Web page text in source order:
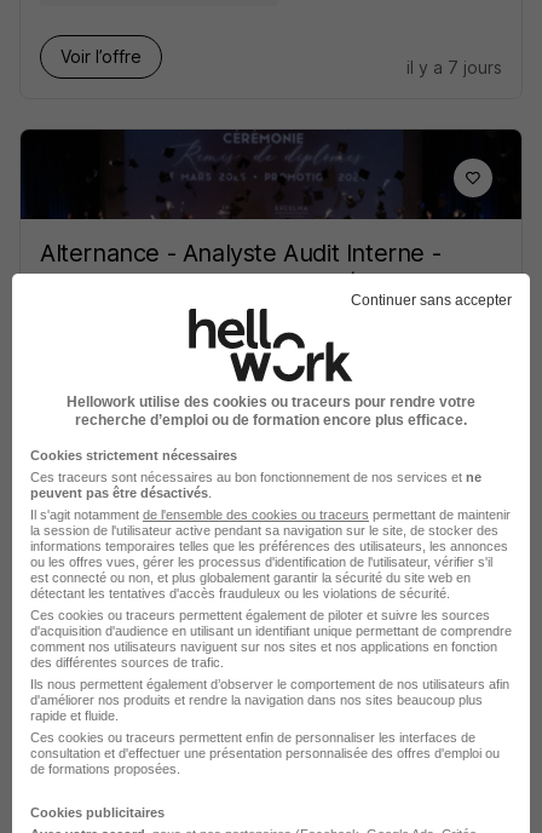
Voir l’offre
il y a 7 jours
Alternance - Analyste Audit Interne -
Luxembourg - Bac+5 Msf H/F
Alternance
811,12 - 2 000 € / mois
1 an
Voir l’offre
il y a 9 jours
Assistant Auditeur Interne Siège -
Paris en Alternance H/F
Clariane
Paris 8e - 75
Alternance
492,22 - 1 823,03 € / mois
Continuer sans accepter
Hellowork utilise des cookies ou traceurs pour rendre votre
recherche d’emploi ou de formation encore plus efficace.
Cookies strictement nécessaires
Ces traceurs sont nécessaires au bon fonctionnement de nos services et ne
peuvent pas être désactivés
Il s'agit notamment de l'ensemble des cookies ou traceurs permettant de maintenir
la session de l'utilisateur active pendant sa navigation sur le site, de stocker des
informations temporaires telles que les préférences des utilisateurs, les annonces
ou les offres vues, gérer les processus d'identification de l'utilisateur, vérifier s'il
est connecté ou non, et plus globalement garantir la sécurité du site web en
détectant les tentatives d'accès frauduleux ou les violations de sécurité.
Ces cookies ou traceurs permettent également de piloter et suivre les sources
d'acquisition d'audience en utilisant un identifiant unique permettant de comprendre
comment nos utilisateurs naviguent sur nos sites et nos applications en fonction
des différentes sources de trafic.
Ils nous permettent également d’observer le comportement de nos utilisateurs afin
d'améliorer nos produits et rendre la navigation dans nos sites beaucoup plus
rapide et fluide.
Ces cookies ou traceurs permettent enfin de personnaliser les interfaces de
consultation et d'effectuer une présentation personnalisée des offres d'emploi ou
de formations proposées.
Cookies publicitaires